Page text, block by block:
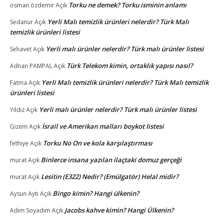
osman özdemirAçık Torku ne demek? Torku isminin anlamı
SedanurAçık Yerli Malı temizlik ürünleri nelerdir? Türk Malı
temizlik ürünleri listesi
SehavetAçık Yerli malı ürünler nelerdir? Türk malı ürünler listesi
Adnan PAMPALAçık Türk Telekom kimin, ortaklık yapısı nasıl?
Fatma Açık Yerli Malı temizlik ürünleri nelerdir? Türk Malı temizlik
ürünleri listesi
YıldızAçık Yerli malı ürünler nelerdir? Türk malı ürünler listesi
Gizem Açık İsrail ve Amerikan malları boykot listesi
fethiye Açık Torku No On ve kola karşılaştırması
muratAçık Binlerce insana yazılan ilaçtaki domuz gerçeği
muratAçık Lesitin (E322) Nedir? (Emülgatör) Helal midir?
Aysun Aytı Açık Bingo kimin? Hangi ülkenin?
Adım Soyadım Açık Jacobs kahve kimin? Hangi Ülkenin?